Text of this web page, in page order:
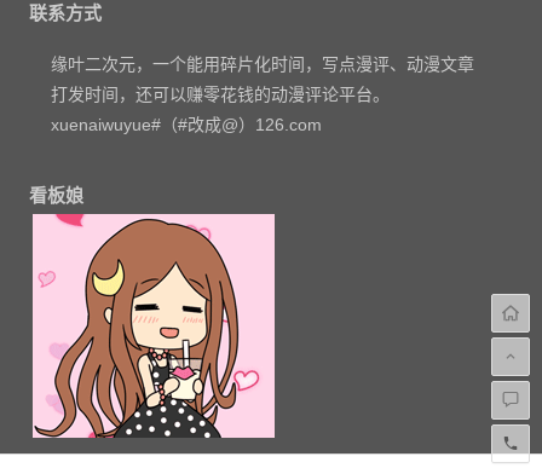
联系方式
缘叶二次元，一个能用碎片化时间，写点漫评、动漫文章
打发时间，还可以赚零花钱的动漫评论平台。
xuenaiwuyue#（#改成@）126.com
看板娘